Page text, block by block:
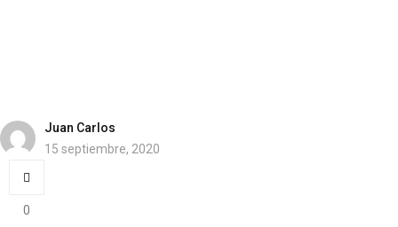
Juan Carlos
15 septiembre, 2020
0